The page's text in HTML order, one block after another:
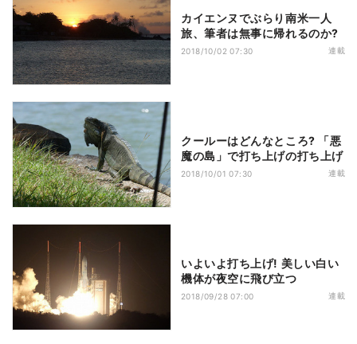
カイエンヌでぶらり南米一人
旅、筆者は無事に帰れるのか?
2018/10/02 07:30 連載
クールーはどんなところ? 「悪
魔の島」で打ち上げの打ち上げ
2018/10/01 07:30 連載
いよいよ打ち上げ! 美しい白い
機体が夜空に飛び立つ
2018/09/28 07:00 連載